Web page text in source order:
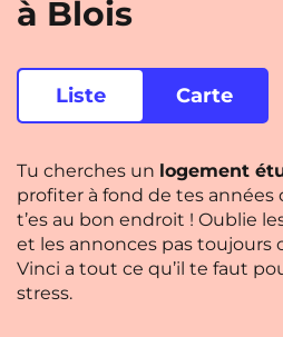
Rennes
Saint-Ouen NEW!
Valenciennes
Villejuif
à Blois
Liste Carte
Tu cherches un logement
profiter à fond de tes années
t’es au bon endroit ! Oublie
et les annonces pas toujours
Vinci a tout ce qu’il te faut
stress.